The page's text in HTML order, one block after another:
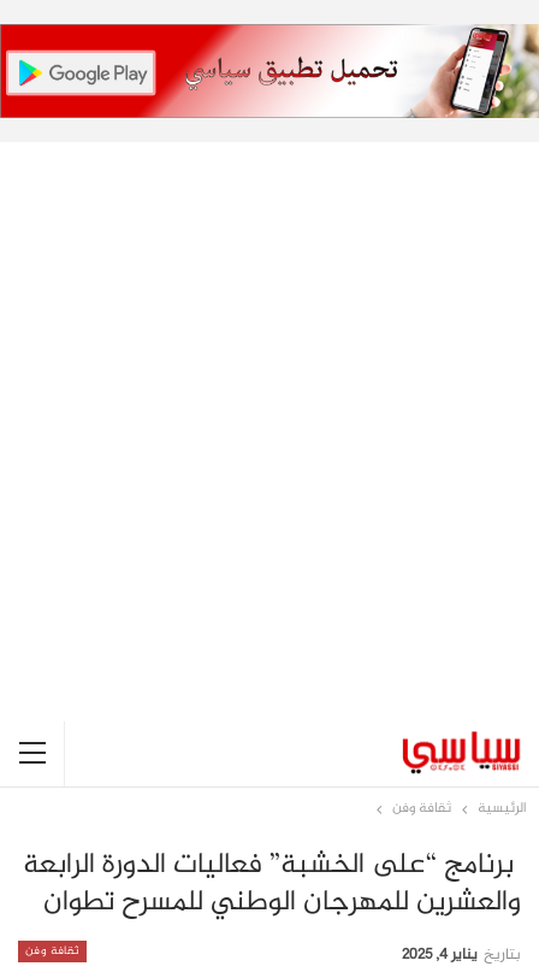
الرئيسية ثقافة وفن
برنامج “على الخشبة” فعاليات الدورة الرابعة
والعشرين للمهرجان الوطني للمسرح تطوان
ثقافة وفن بتاريخ يناير 4, 2025